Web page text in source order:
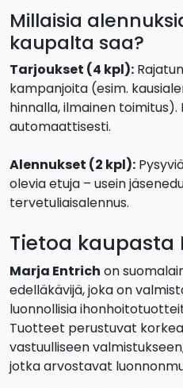
Millaisia
kaupalta saa?
Tarjoukset (4 kpl):
kampanjoita (esim.
hinnalla, ilmainen
automaattisesti.
Alennukset (2 kpl):
olevia etuja – usein
tervetuliaisalennus.
Tietoa kaupasta
Marja Entrich on
edelläkävijä, joka on
luonnollisia
Tuotteet perustuvat
vastuulliseen
jotka arvostavat